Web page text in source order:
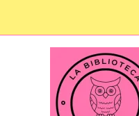
contenido